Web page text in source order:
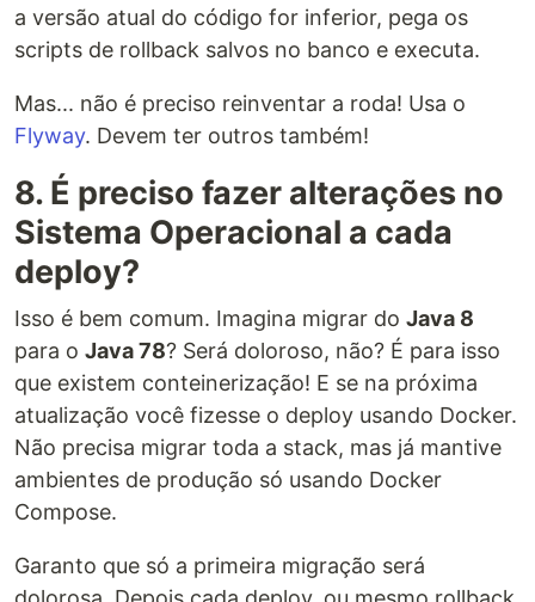
a versão atual do código for inferior, pega os
scripts de rollback salvos no banco e executa.
Mas... não é preciso reinventar a roda! Usa o
Flyway. Devem ter outros também!
8. É preciso fazer alterações no
Sistema Operacional a cada
deploy?
Isso é bem comum. Imagina migrar do Java 8
para o Java 78? Será doloroso, não? É para isso
que existem conteinerização! E se na próxima
atualização você fizesse o deploy usando Docker.
Não precisa migrar toda a stack, mas já mantive
ambientes de produção só usando Docker
Compose.
Garanto que só a primeira migração será